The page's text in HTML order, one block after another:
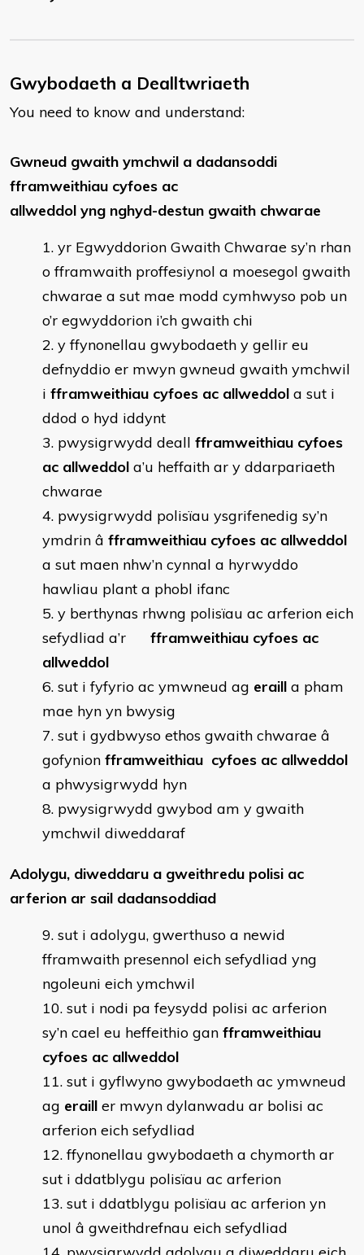
Gwybodaeth a Dealltwriaeth
You need to know and understand:
Gwneud gwaith ymchwil a dadansoddi
fframweithiau cyfoes ac
allweddol yng nghyd-destun gwaith chwarae
yr Egwyddorion Gwaith Chwarae sy’n rhan
o fframwaith proffesiynol a moesegol gwaith
chwarae a sut mae modd cymhwyso pob un
o’r egwyddorion i’ch gwaith chi
y ffynonellau gwybodaeth y gellir eu
defnyddio er mwyn gwneud gwaith ymchwil
i fframweithiau cyfoes ac allweddol a sut i
ddod o hyd iddynt
pwysigrwydd deall fframweithiau cyfoes
ac allweddol a’u heffaith ar y ddarpariaeth
chwarae
pwysigrwydd polisïau ysgrifenedig sy’n
ymdrin â fframweithiau cyfoes ac allweddol
a sut maen nhw’n cynnal a hyrwyddo
hawliau plant a phobl ifanc
y berthynas rhwng polisïau ac arferion eich
sefydliad a’r fframweithiau cyfoes ac
allweddol
sut i fyfyrio ac ymwneud ag eraill a pham
mae hyn yn bwysig
sut i gydbwyso ethos gwaith chwarae â
gofynion fframweithiau cyfoes ac allweddol
a phwysigrwydd hyn
pwysigrwydd gwybod am y gwaith
ymchwil diweddaraf
Adolygu, diweddaru a gweithredu polisi ac
arferion ar sail dadansoddiad
sut i adolygu, gwerthuso a newid
fframwaith presennol eich sefydliad yng
ngoleuni eich ymchwil
sut i nodi pa feysydd polisi ac arferion
sy’n cael eu heffeithio gan fframweithiau
cyfoes ac allweddol
sut i gyflwyno gwybodaeth ac ymwneud
ag eraill er mwyn dylanwadu ar bolisi ac
arferion eich sefydliad
ffynonellau gwybodaeth a chymorth ar
sut i ddatblygu polisïau ac arferion
sut i ddatblygu polisïau ac arferion yn
unol â gweithdrefnau eich sefydliad